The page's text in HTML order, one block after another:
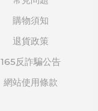
購物須知
退貨政策
165反詐騙公告
網站使用條款